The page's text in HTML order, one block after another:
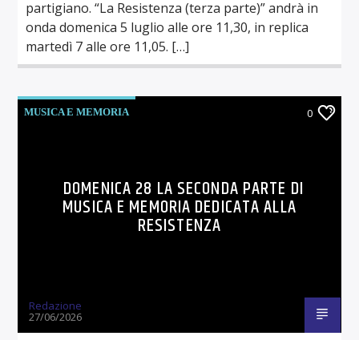
partigiano. “La Resistenza (terza parte)” andrà in
onda domenica 5 luglio alle ore 11,30, in replica
martedì 7 alle ore 11,05. […]
MUSICA E MEMORIA 0
DOMENICA 28 LA SECONDA PARTE DI
MUSICA E MEMORIA DEDICATA ALLA
RESISTENZA
Redazione
27/06/2026